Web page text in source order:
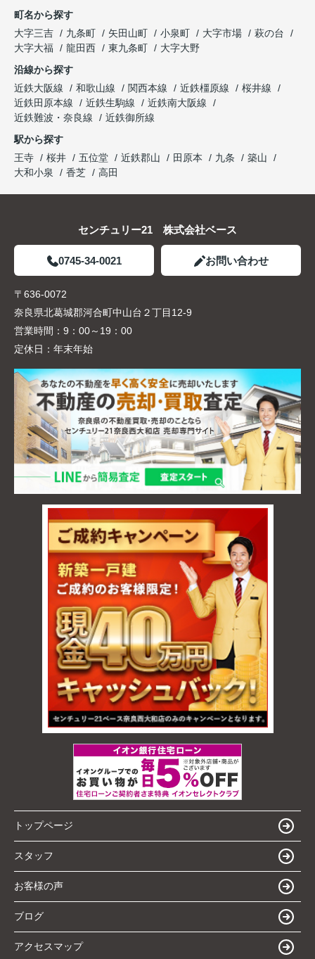
町名から探す
大字三吉
九条町 矢田山町 小泉町 大字市場
萩の台
大字大福
龍田西 東九条町
大字大野
沿線から探す
近鉄大阪線
和歌山線 関西本線 近鉄橿原線
桜井線
近鉄田原本線
近鉄生駒線
近鉄南大阪線
近鉄難波・奈良線
近鉄御所線
駅から探す
王寺
桜井 五位堂 近鉄郡山 田原本 九条
築山
大和小泉
香芝 高田
センチュリー21 株式会社ベース
0745-34-0021 お問い合わせ
〒636-0072
奈良県北葛城郡河合町中山台２丁目12-9
営業時間： 9：00～19：00
定休日： 年末年始
トップページ
スタッフ
お客様の声
ブログ
アクセスマップ